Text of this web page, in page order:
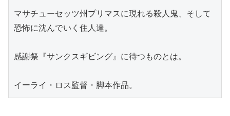
マサチューセッツ州プリマスに現れる殺人鬼、そして
恐怖に沈んでいく住人達。
感謝祭『サンクスギビング』に待つものとは。
イーライ・ロス監督・脚本作品。